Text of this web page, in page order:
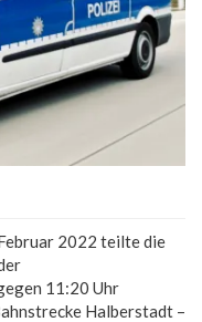
2022 teilte die
11:20 Uhr
Halberstadt –